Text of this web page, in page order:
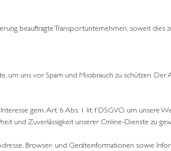
beauftragte Transportunternehmen, soweit dies
uns vor Spam und Missbrauch zu schützen. Der
gem. Art. 6 Abs. 1 lit. f DSGVO um unsere
und Zuverlässigkeit unserer Online-Dienste zu
Browser- und Geräteinformationen sowie